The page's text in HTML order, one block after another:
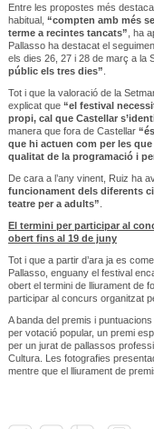
Entre les propostes més
habitual, “compten amb més
terme a recintes tancats” , ha
Pallasso ha destacat el
els dies 26, 27 i 28 de març a la
públic els tres dies”
Tot i que la valoració de la
explicat que “el festival
propi, cal que Castellar
manera que fora de Castellar
que hi actuen com per les
qualitat de la programació i
De cara a l’any vinent, Ruiz ha
funcionament dels diferents
teatre per a adults”
El termini per participar al
obert fins al 19 de juny
Tot i que a partir d’ara ja es
Pallasso, enguany el festival
obert el termini de lliurament de
participar al concurs organitzat
A banda del premis i
per votació popular, un premi
per un jurat de pallassos
Cultura. Les fotografies
mentre que el lliurament de